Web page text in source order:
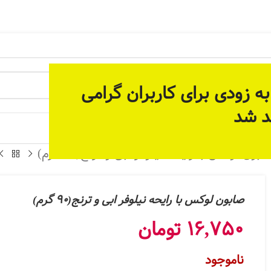
زودی برای کاربران گرامی
شد
لوکس با رایحه نیلوفر ابی و ترنج(90 گرم)
صابون لوکس با رایحه نیلوفر ابی و ترنج(90 گرم)
16,750 تومان
ناموجود